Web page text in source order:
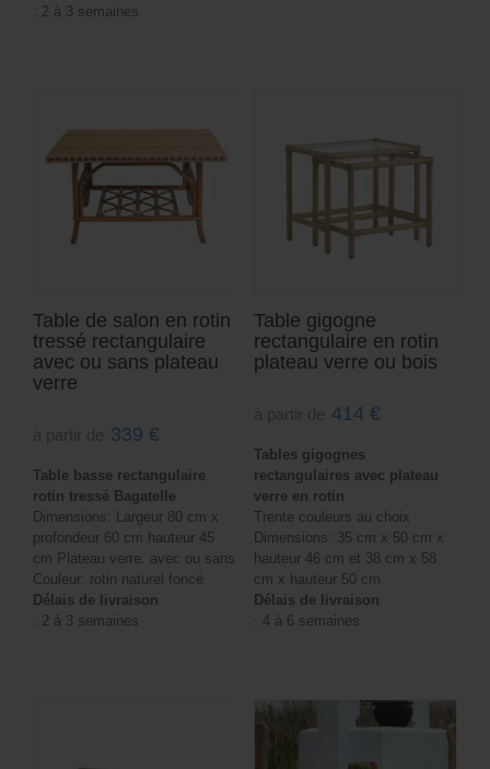
: 2 à 3 semaines
Table de salon en rotin
tressé rectangulaire
avec ou sans plateau
verre
339 €
Table basse rectangulaire
rotin tressé Bagatelle
Dimensions: Largeur 80 cm x
profondeur 60 cm hauteur 45
cm Plateau verre: avec ou sans
Couleur: rotin naturel foncé
Délais de livraison
: 2 à 3 semaines
Table gigogne
rectangulaire en rotin
plateau verre ou bois
414 €
Tables gigognes
rectangulaires avec plateau
verre en rotin
Trente couleurs au choix
Dimensions: 35 cm x 50 cm x
hauteur 46 cm et 38 cm x 58
cm x hauteur 50 cm
Délais de livraison
: 4 à 6 semaines